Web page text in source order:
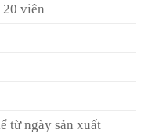
viên
từ ngày sản xuất